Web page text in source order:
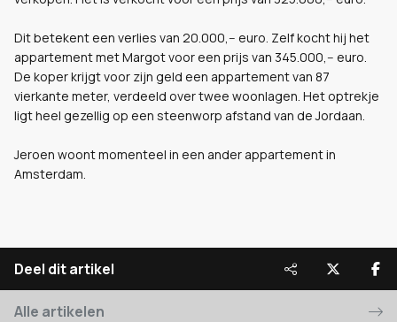
Dit betekent een verlies van 20.000,-- euro. Zelf kocht hij het
appartement met Margot voor een prijs van 345.000,-- euro.
De koper krijgt voor zijn geld een appartement van 87
vierkante meter, verdeeld over twee woonlagen. Het optrekje
ligt heel gezellig op een steenworp afstand van de Jordaan.
Jeroen woont momenteel in een ander appartement in
Amsterdam.
Deel dit artikel
Alle artikelen